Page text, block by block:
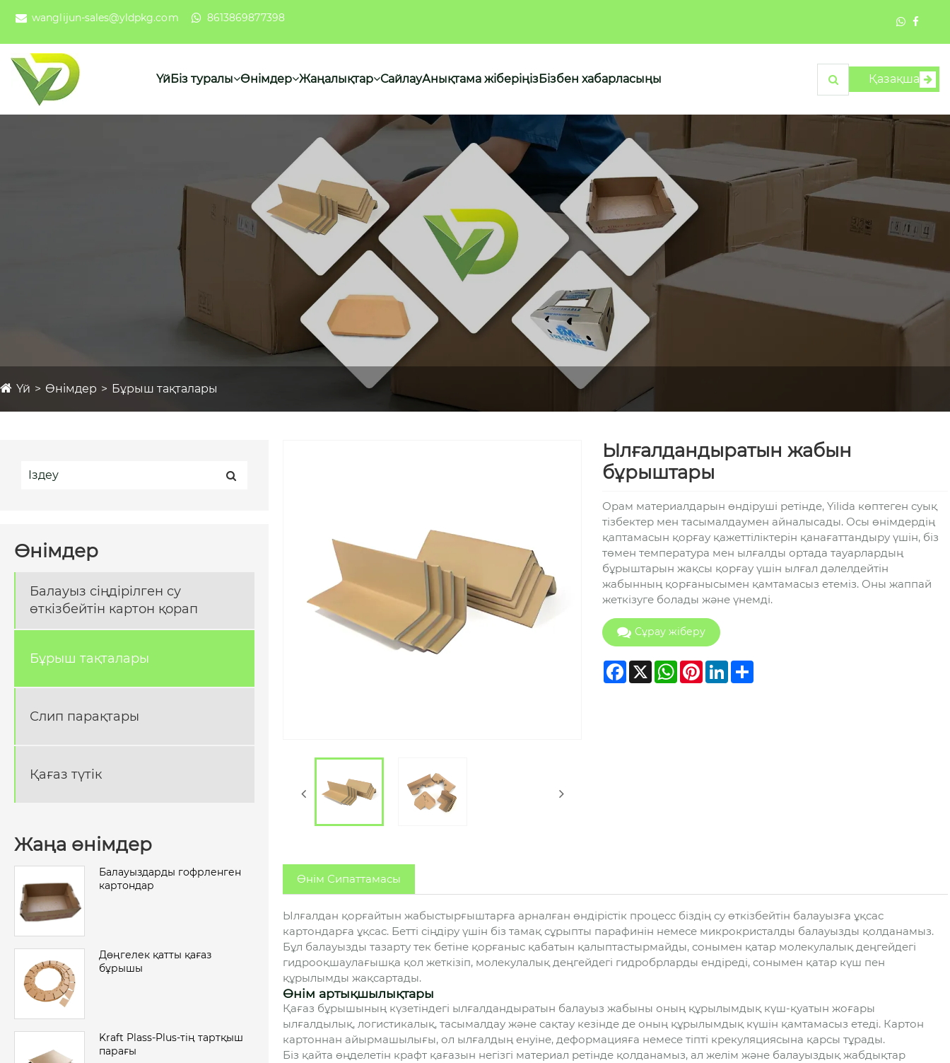
wanglijun-sales@yldpkg.com 8613869877398
ҮйБіз туралы Өнімдер Жаңалықтар СайлауАнықтама жіберіңізБізбен хабарласыңы Қазақша
Үй Өнімдер Бұрыш тақталары
Өнімдер
Балауыз сіңдірілген су
өткізбейтін картон қорап
Бұрыш тақталары
Слип парақтары
Қағаз түтік
Жаңа өнімдер
Балауыздарды гофрленген
картондар
Дөңгелек қатты қағаз
бұрышы
Kraft Plass-Plus-тің тартқыш
парағы
Ылғалдандыратын жабын
бұрыштары
Орам материалдарын өндіруші ретінде, Yilida көптеген суық
тізбектер мен тасымалдаумен айналысады. Осы өнімдердің
қаптамасын қорғау қажеттіліктерін қанағаттандыру үшін, біз
төмен температура мен ылғалды ортада тауарлардың
бұрыштарын жақсы қорғау үшін ылғал дәлелдейтін
жабынның қорғанысымен қамтамасыз етеміз. Оны жаппай
жеткізуге болады және үнемді.
Сұрау жіберу
Facebook
X WhatsApp
PinterestLinkedIn
Share
Өнім Сипаттамасы
Ылғалдан қорғайтын жабыстырғыштарға арналған өндірістік процесс біздің су өткізбейтін балауызға ұқсас
картондарға ұқсас. Бетті сіңдіру үшін біз тамақ сұрыпты парафинін немесе микрокристалды балауызды қолданамыз.
Бұл балауызды тазарту тек бетіне қорғаныс қабатын қалыптастырмайды, сонымен қатар молекулалық деңгейдегі
гидрооқшаулағышқа қол жеткізіп, молекулалық деңгейдегі гидробрларды ендіреді, сонымен қатар күш пен
құрылымды жақсартады.
Өнім артықшылықтары
Қағаз бұрышының күзетіндегі ылғалдандыратын балауыз жабыны оның құрылымдық күш-қуатын жоғары
ылғалдылық, логистикалық, тасымалдау және сақтау кезінде де оның құрылымдық күшін қамтамасыз етеді. Картон
картоннан айырмашылығы, ол ылғалдың енуіне, деформацияға немесе тіпті крекуляциясына қарсы тұрады.
Біз қайта өңделетін крафт қағазын негізгі материал ретінде қолданамыз, ал желім және балауыздық жабдықтар